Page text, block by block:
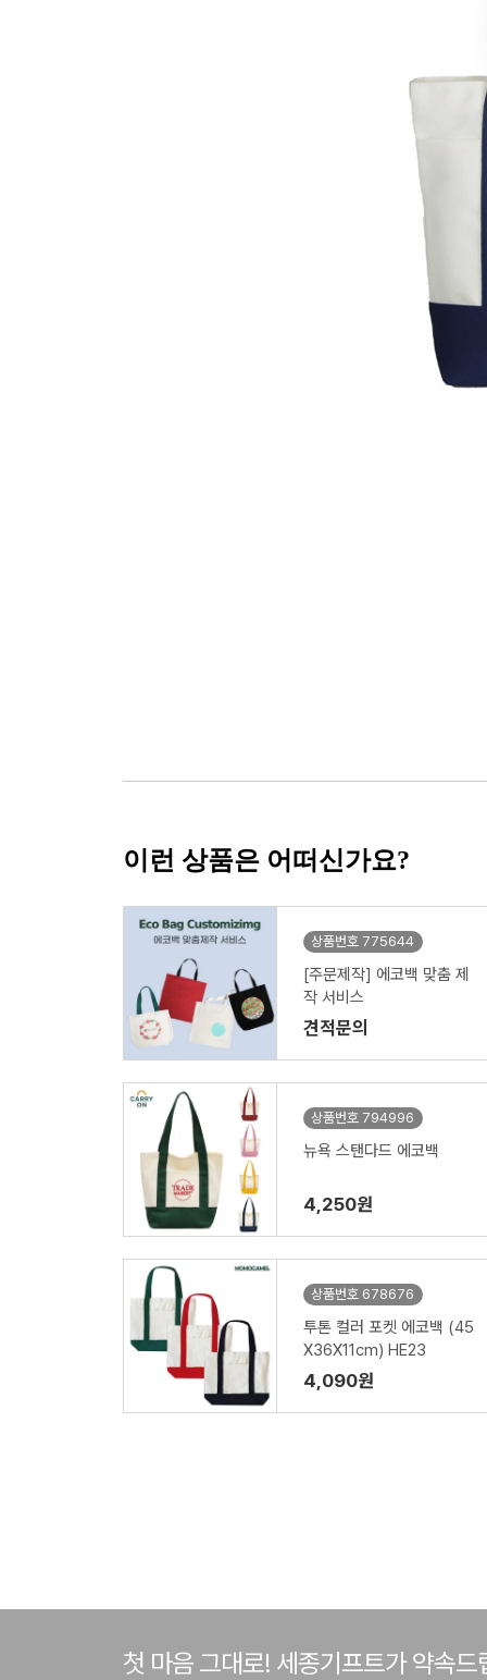
이런 상품은 어떠신가요?
상품번호 775644
[주문제작] 에코백 맞춤 제
작 서비스
견적문의
상품번호 794996
뉴욕 스탠다드 에코백
4,250원
상품번호 678676
투톤 컬러 포켓 에코백 (45
X36X11cm) HE23
4,090원
첫 마음 그대로! 세종기프트가 약속드